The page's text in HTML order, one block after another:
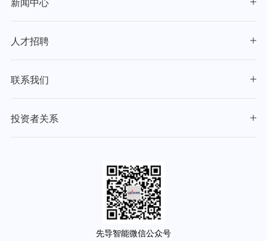
新闻中心
人才招聘
联系我们
投资者关系
先导智能微信公众号